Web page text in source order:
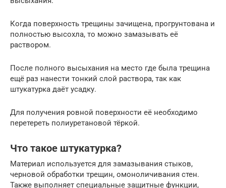
Когда поверхность трещины зачищена, прогрунтована и
полностью высохла, то можно замазывать её
раствором.
После полного высыхания на место где была трещина
ещё раз нанести тонкий слой раствора, так как
штукатурка даёт усадку.
Для получения ровной поверхности её необходимо
перетереть полиуретановой тёркой.
Что такое штукатурка?
Материал используется для замазывания стыков,
черновой обработки трещин, омоноличивания стен.
Также выполняет специальные защитные функции,